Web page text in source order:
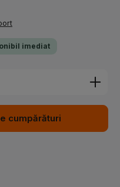
imediat
cantitatea dorită
cumpărături